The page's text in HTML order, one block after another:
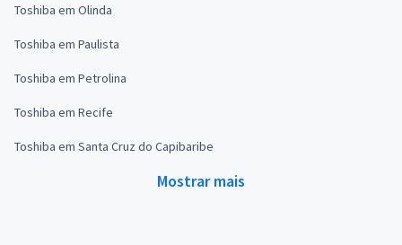
Toshiba em Olinda
Toshiba em Paulista
Toshiba em Petrolina
Toshiba em Recife
Toshiba em Santa Cruz do Capibaribe
Mostrar mais